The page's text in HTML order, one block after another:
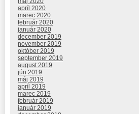
apríl 2020
marec 2020
február 2020
január 2020
december 2019
november 2019
október 2019
september 2019
august 2019
jún 2019
máj 2019
apríl 2019
marec 2019
február 2019
január 2019